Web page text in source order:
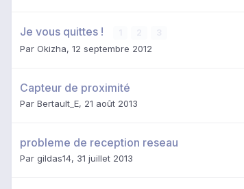
Je vous quittes !
Par Okizha, 12 septembre 2012
Capteur de proximité
Par Bertault_E, 21 août 2013
probleme de reception reseau
Par gildas14, 31 juillet 2013